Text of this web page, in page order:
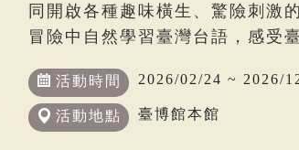
同開啟各種趣味橫生、驚險刺激
冒險中自然學習臺灣台語，感受
活動時間 2026/02/24 ~ 2026/
活動地點 臺博館本館